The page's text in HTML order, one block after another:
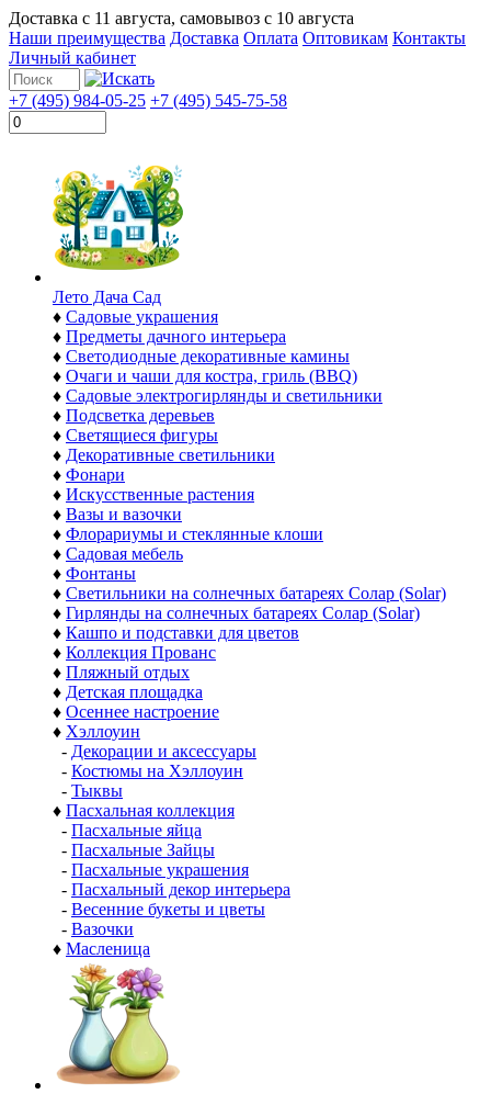
Доставка с 11 августа, самовывоз с 10 августа
Наши преимущества Доставка Оплата Оптовикам Контакты
Личный кабинет
+7 (495) 984-05-25 +7 (495) 545-75-58
Лето Дача Сад
♦ Садовые украшения
♦ Предметы дачного интерьера
♦ Светодиодные декоративные камины
♦ Очаги и чаши для костра, гриль (BBQ)
♦ Садовые электрогирлянды и светильники
♦ Подсветка деревьев
♦ Светящиеся фигуры
♦ Декоративные светильники
♦ Фонари
♦ Искусственные растения
♦ Вазы и вазочки
♦ Флорариумы и стеклянные клоши
♦ Садовая мебель
♦ Фонтаны
♦ Светильники на солнечных батареях Солар (Solar)
♦ Гирлянды на солнечных батареях Солар (Solar)
♦ Кашпо и подставки для цветов
♦ Коллекция Прованс
♦ Пляжный отдых
♦ Детская площадка
♦ Осеннее настроение
♦ Хэллоуин
- Декорации и аксессуары
- Костюмы на Хэллоуин
- Тыквы
♦ Пасхальная коллекция
- Пасхальные яйца
- Пасхальные Зайцы
- Пасхальные украшения
- Пасхальный декор интерьера
- Весенние букеты и цветы
- Вазочки
♦ Масленица